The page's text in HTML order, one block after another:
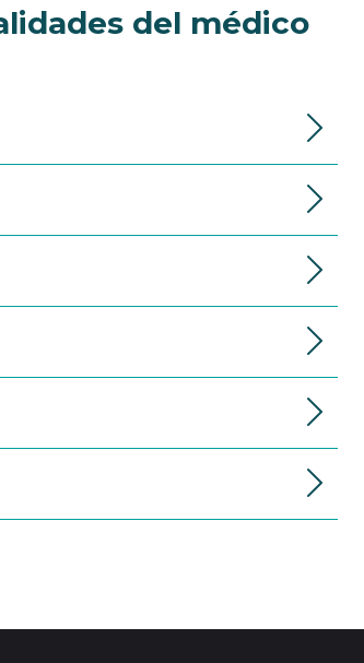
del médico